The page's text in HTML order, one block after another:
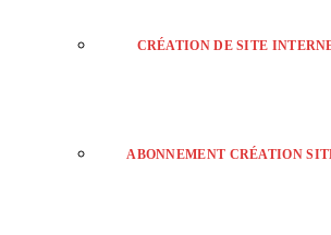
CRÉATION DE SITE
ABONNEMENT CRÉATION